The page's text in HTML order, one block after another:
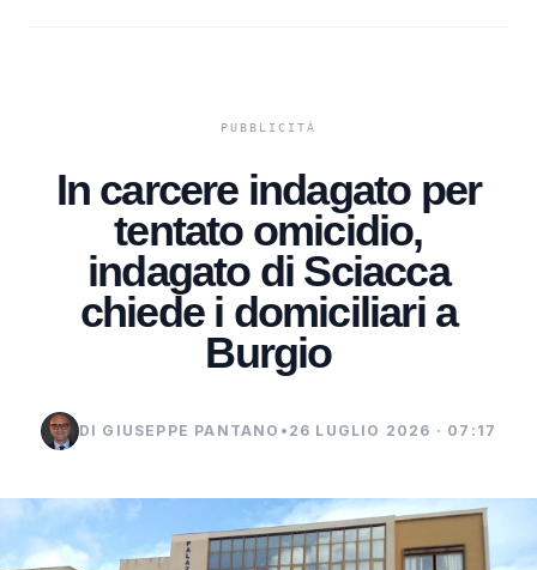
In carcere indagato per
tentato omicidio,
indagato di Sciacca
chiede i domiciliari a
Burgio
DI GIUSEPPE PANTANO • 26 LUGLIO 2026 · 07:17